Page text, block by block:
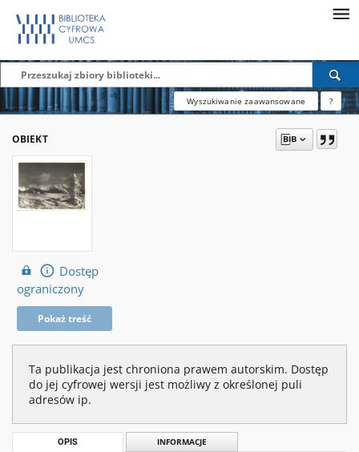
Wyszukiwanie zaawansowane ?
OBIEKT
Dostęp
ograniczony
Pokaż treść
Ta publikacja jest chroniona prawem autorskim. Dostęp
do jej cyfrowej wersji jest możliwy z określonej puli
adresów ip.
OPIS INFORMACJE